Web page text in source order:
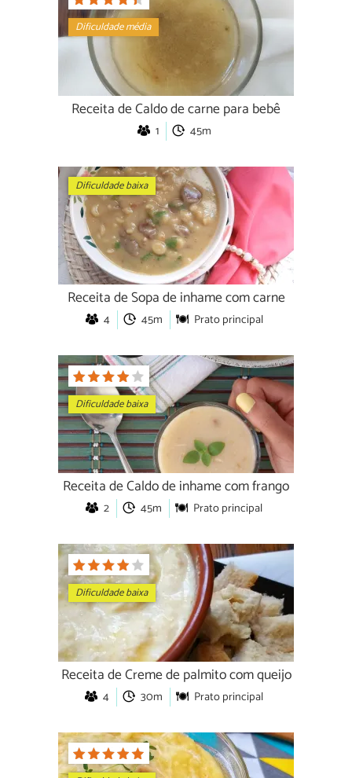
Dificuldade média
Receita de Caldo de carne para bebê
1 45m
Dificuldade baixa
Receita de Sopa de inhame com carne
4 45m Prato principal
Dificuldade baixa
Receita de Caldo de inhame com frango
2 45m Prato principal
Dificuldade baixa
Receita de Creme de palmito com queijo
4 30m Prato principal